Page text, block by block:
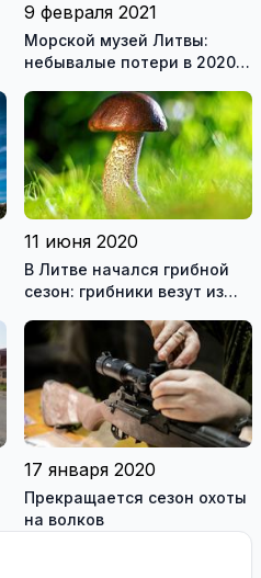
9 февраля 2021
Морской музей Литвы:
небывалые потери в 2020
планы на будущее
11 июня 2020
В Литве начался грибной
сезон: грибники везут из
17 января 2020
Прекращается сезон охоты
на волков